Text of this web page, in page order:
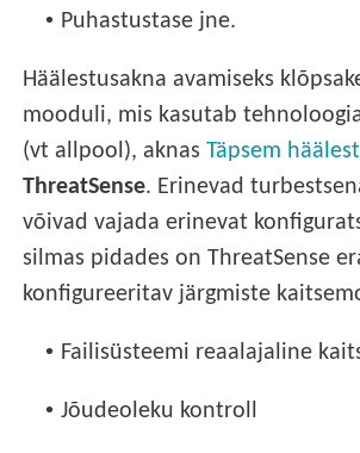
• Puhastustase jne.
Häälestusakna avamiseks
mooduli, mis kasutab
(vt allpool), aknasTäpsem
ThreatSense. Erinevad
võivad vajada erinevat
silmas pidades on ThreatSense
konfigureeritav järgmiste
• Failisüsteemi reaalajaline
• Jõudeoleku kontroll